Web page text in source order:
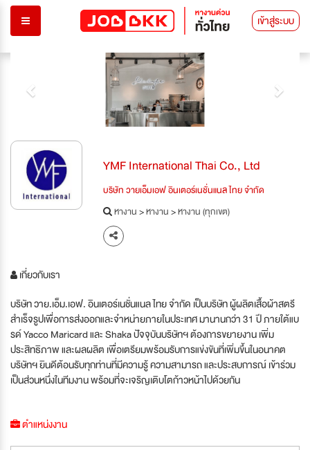
เข้าสู่ระบบ
YMF International Thai Co., Ltd
บริษัท วายเอ็มเอฟ อินเตอร์เนชั่นแนล ไทย จำกัด
หางาน>หางาน>หางาน (ทุกเขต)
เกี่ยวกับเรา
บริษัท วาย.เอ็ม.เอฟ. อินเตอร์เนชั่นแนล ไทย จำกัด เป็นบริษัท ผู้ผลิตเสื้อผ้าสตรี
สำเร็จรูปเพื่อการส่งออกและจำหน่ายภายในประเทศ มานานกว่า 31 ปี ภายใต้แบ
รด์ Yacco Maricard และ Shaka ปัจจุบันบริษัทฯ ต้องการขยายงาน เพิ่ม
ประสิทธิภาพ และผลผลิต เพื่อเตรียมพร้อมรับการแข่งขันที่เพิ่มขึ้นในอนาคต
บริษัทฯ ยินดีต้อนรับทุกท่านที่มีความรู้ ความสามารถ และประสบการณ์ เข้าร่วม
เป็นส่วนหนึ่งในทีมงาน พร้อมที่จะเจริญเติบโตก้าวหน้าไปด้วยกัน
ตำแหน่งงาน